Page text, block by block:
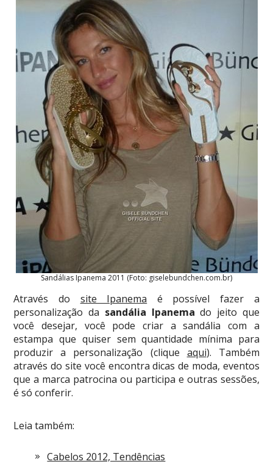
Sandálias Ipanema 2011 (Foto: giselebundchen.com.br)
Através do site Ipanema é possível fazer a
personalização da sandália Ipanema do jeito que
você desejar, você pode criar a sandália com a
estampa que quiser sem quantidade mínima para
produzir a personalização (clique aqui). Também
através do site você encontra dicas de moda, eventos
que a marca patrocina ou participa e outras sessões,
é só conferir.
Leia também:
Cabelos 2012, Tendências